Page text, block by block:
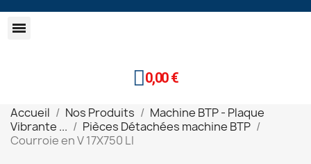
0,00 €
Accueil Nos Produits
Machine BTP - Plaque
Vibrante ...
Pièces Détachées machine BTP
Courroie en V 17X750 LI